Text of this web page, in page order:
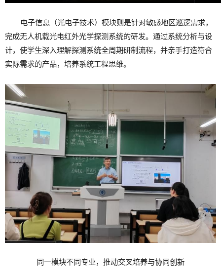
电子信息（光电子技术）模块则是针对敏感地区巡逻需求，
完成无人机载光电红外光学探测系统的研发。通过系统分析与设
计，使学生深入理解探测系统全周期研制流程，并亲手打造符合
实际需求的产品，培养系统工程思维。
同一模块不同专业，推动交叉培养与协同创新